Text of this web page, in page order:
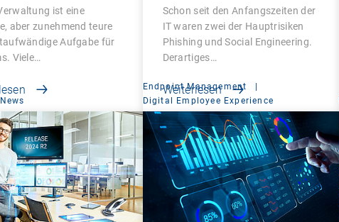
Management zu
ist eine
aber zunehmend teure
Aufgabe für
Viele…
Schon seit den Anfangszeiten der
IT waren zwei der Hauptrisiken
Phishing und Social Engineering.
Derartiges…
Weiterlesen
Endpoint Management
|
Digital Employee Experience